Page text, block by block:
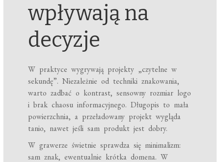
wpływają na
decyzje
W praktyce wygrywają projekty „czytelne w
sekundę”. Niezależnie od techniki znakowania,
warto zadbać o kontrast, sensowny rozmiar logo
i brak chaosu informacyjnego. Długopis to mała
powierzchnia, a przeładowany projekt wygląda
tanio, nawet jeśli sam produkt jest dobry.
W grawerze świetnie sprawdza się minimalizm:
sam znak, ewentualnie krótka domena. W